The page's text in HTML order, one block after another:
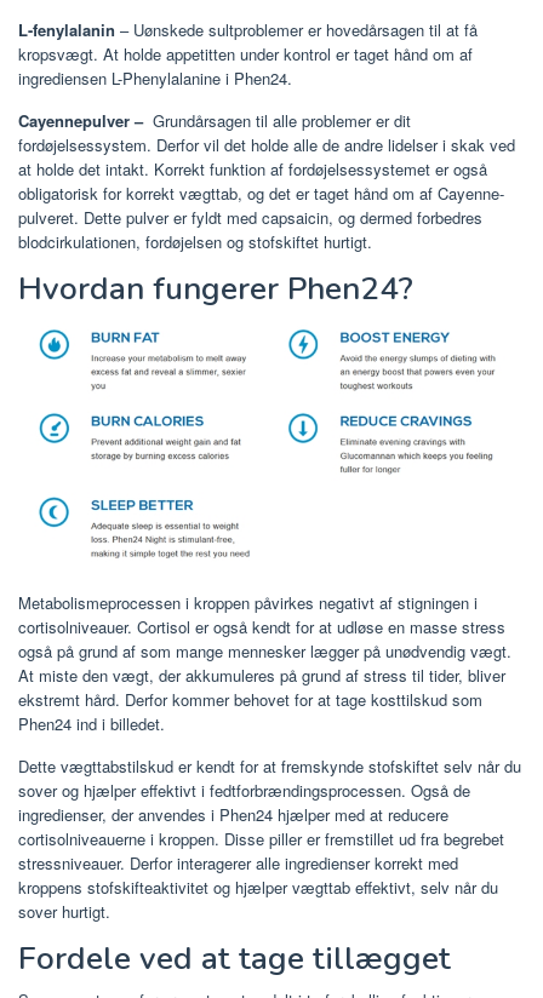
L-fenylalanin – Uønskede sultproblemer er hovedårsagen til at få
kropsvægt. At holde appetitten under kontrol er taget hånd om af
ingrediensen L-Phenylalanine i Phen24.
Cayennepulver – Grundårsagen til alle problemer er dit
fordøjelsessystem. Derfor vil det holde alle de andre lidelser i skak ved
at holde det intakt. Korrekt funktion af fordøjelsessystemet er også
obligatorisk for korrekt vægttab, og det er taget hånd om af Cayenne-
pulveret. Dette pulver er fyldt med capsaicin, og dermed forbedres
blodcirkulationen, fordøjelsen og stofskiftet hurtigt.
Hvordan fungerer Phen24?
Metabolismeprocessen i kroppen påvirkes negativt af stigningen i
cortisolniveauer. Cortisol er også kendt for at udløse en masse stress
også på grund af som mange mennesker lægger på unødvendig vægt.
At miste den vægt, der akkumuleres på grund af stress til tider, bliver
ekstremt hård. Derfor kommer behovet for at tage kosttilskud som
Phen24 ind i billedet.
Dette vægttabstilskud er kendt for at fremskynde stofskiftet selv når du
sover og hjælper effektivt i fedtforbrændingsprocessen. Også de
ingredienser, der anvendes i Phen24 hjælper med at reducere
cortisolniveauerne i kroppen. Disse piller er fremstillet ud fra begrebet
stressniveauer. Derfor interagerer alle ingredienser korrekt med
kroppens stofskifteaktivitet og hjælper vægttab effektivt, selv når du
sover hurtigt.
Fordele ved at tage tillægget